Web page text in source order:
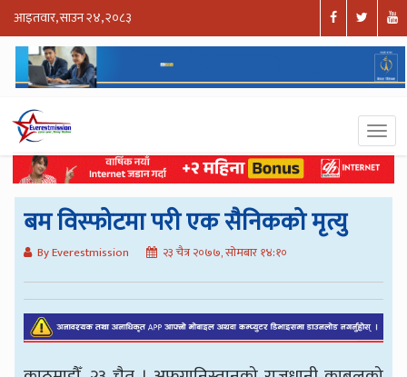
आइतवार, साउन २४, २०८३
बम विस्फोटमा परी एक सैनिकको मृत्यु
By Everestmission २३ चैत्र २०७७, सोमबार १४:१०